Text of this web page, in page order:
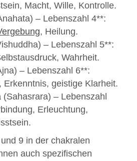
Macht, Wille, Kontrolle.
– Lebenszahl 4**:
, Heilung.
– Lebenszahl 5**:
Wahrheit.
– Lebenszahl 6**:
Erkenntnis, geistige Klarheit.
– Lebenszahl
Erleuchtung,
9 in der chakralen
auch spezifischen